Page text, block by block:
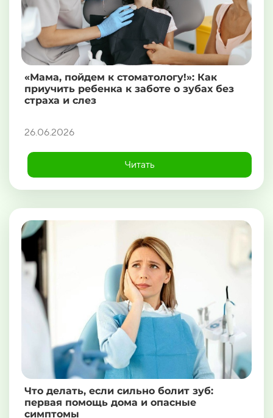
«Мама, пойдем к стоматологу!»: Как
приучить ребенка к заботе о зубах без
страха и слез
26.06.2026
Читать
Что делать, если сильно болит зуб:
первая помощь дома и опасные
симптомы